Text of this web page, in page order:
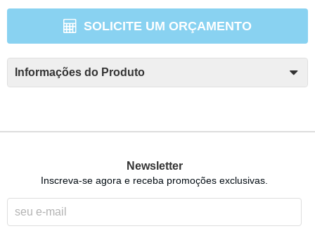
SOLICITE UM ORÇAMENTO
Informações do Produto
Newsletter
Inscreva-se agora e receba promoções exclusivas.